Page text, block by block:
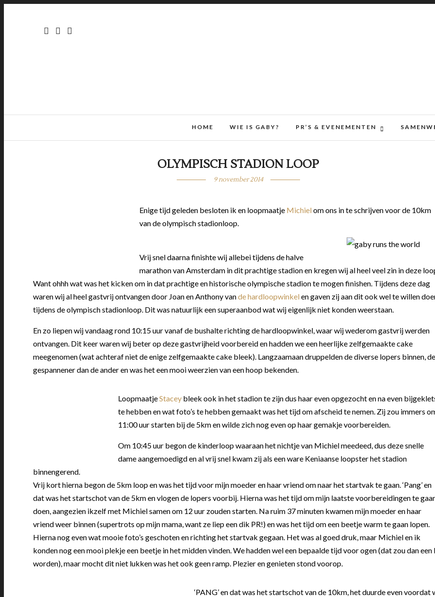
HOME WIE IS GABY? PR’S & EVENEMENTEN
OLYMPISCH STADION LOOP
9 november 2014
Enige tijd geleden besloten ik en loopmaatje Michielom ons in te schrijven voor de 10km
van de olympisch stadionloop.
Vrij snel daarna finishte wij allebei tijdens de halve
marathon van Amsterdam in dit prachtige stadion en kregen wij al heel veel zin in deze
Want ohhh wat was het kicken om in dat prachtige en historische olympische stadion te mogen finishen. Tijdens deze dag
waren wij al heel gastvrij ontvangen door Joan en Anthony vande hardloopwinkelen gaven zij aan dit ook wel te willen
tijdens de olympisch stadionloop. Dit was natuurlijk een superaanbod wat wij eigenlijk niet konden weerstaan.
En zo liepen wij vandaag rond 10:15 uur vanaf de bushalte richting de hardloopwinkel, waar wij wederom gastvrij werden
ontvangen. Dit keer waren wij beter op deze gastvrijheid voorbereid en hadden we een heerlijke zelfgemaakte cake
meegenomen (wat achteraf niet de enige zelfgemaakte cake bleek). Langzaamaan druppelden de diverse lopers binnen,
gespannener dan de ander en was het een mooi weerzien van een hoop bekenden.
LoopmaatjeStacey bleek ook in het stadion te zijn dus haar even opgezocht en na even
te hebben en wat foto’s te hebben gemaakt was het tijd om afscheid te nemen. Zij zou immers
11:00 uur starten bij de 5km en wilde zich nog even op haar gemakje voorbereiden.
Om 10:45 uur begon de kinderloop waaraan het nichtje van Michiel meedeed, dus deze snelle
dame aangemoedigd en al vrij snel kwam zij als een ware Keniaanse loopster het stadion
binnengerend.
Vrij kort hierna begon de 5km loop en was het tijd voor mijn moeder en haar vriend om naar het startvak te gaan. ‘Pang’ en
dat was het startschot van de 5km en vlogen de lopers voorbij. Hierna was het tijd om mijn laatste voorbereidingen te
doen, aangezien ikzelf met Michiel samen om 12 uur zouden starten. Na ruim 37 minuten kwamen mijn moeder en haar
vriend weer binnen (supertrots op mijn mama, want ze liep een dik PR!) en was het tijd om een beetje warm te gaan lopen.
Hierna nog even wat mooie foto’s geschoten en richting het startvak gegaan. Het was al goed druk, maar Michiel en ik
konden nog een mooi plekje een beetje in het midden vinden. We hadden wel een bepaalde tijd voor ogen (dat zou dan een
worden), maar mocht dit niet lukken was het ook geen ramp. Plezier en genieten stond voorop.
‘PANG’ en dat was het startschot van de 10km, het duurde even voordat